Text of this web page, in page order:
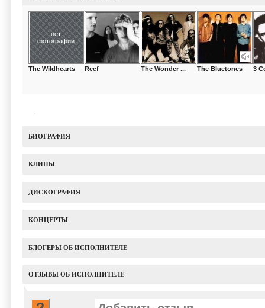
нет
фотографии
The Wildhearts Reef The Wonder ... The Bluetones 3
БИОГРАФИЯ
КЛИПЫ
ДИСКОГРАФИЯ
КОНЦЕРТЫ
БЛОГЕРЫ ОБ ИСПОЛНИТЕЛЕ
ОТЗЫВЫ ОБ ИСПОЛНИТЕЛЕ